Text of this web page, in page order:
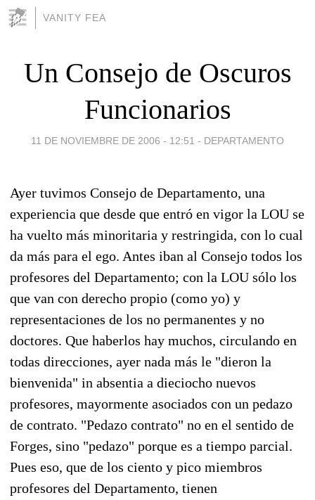
VANITY FEA
Un Consejo de Oscuros
Funcionarios
11 DE NOVIEMBRE DE 2006 - 12:51 - DEPARTAMENTO
Ayer tuvimos Consejo de Departamento, una
experiencia que desde que entró en vigor la LOU se
ha vuelto más minoritaria y restringida, con lo cual
da más para el ego. Antes iban al Consejo todos los
profesores del Departamento; con la LOU sólo los
que van con derecho propio (como yo) y
representaciones de los no permanentes y no
doctores. Que haberlos hay muchos, circulando en
todas direcciones, ayer nada más le "dieron la
bienvenida" in absentia a dieciocho nuevos
profesores, mayormente asociados con un pedazo
de contrato. "Pedazo contrato" no en el sentido de
Forges, sino "pedazo" porque es a tiempo parcial.
Pues eso, que de los ciento y pico miembros
profesores del Departamento, tienen